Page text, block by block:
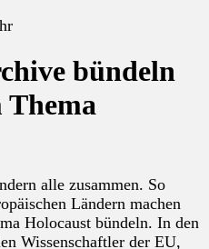
bündeln
Thema
alle zusammen. So
Ländern machen
Holocaust bündeln. In den
Wissenschaftler der EU,